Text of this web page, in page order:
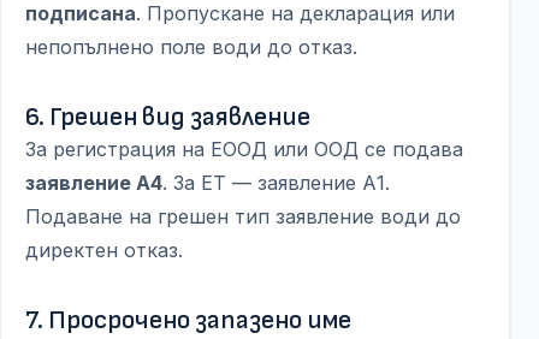
подписана. Пропускане на декларация или
непопълнено поле води до отказ.
6. Грешен вид заявление
За регистрация на ЕООД или ООД се подава
заявление А4. За ЕТ — заявление А1.
Подаване на грешен тип заявление води до
директен отказ.
7. Просрочено запазено име